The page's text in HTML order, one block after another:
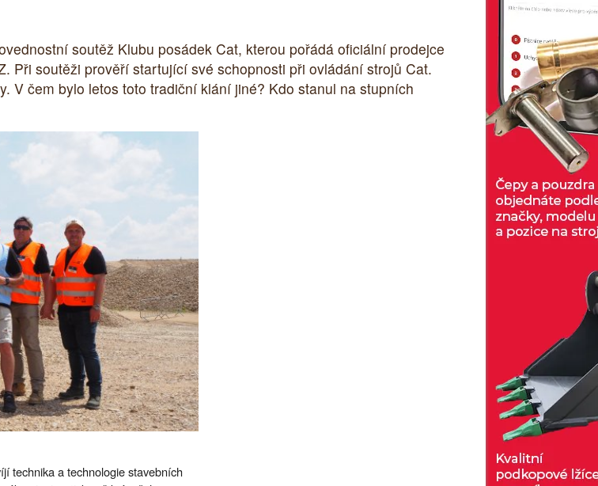
soutěž Klubu posádek Cat, kterou pořádá oficiální prodejce
Při soutěži prověří startující své schopnosti při ovládání strojů Cat.
V čem bylo letos toto tradiční klání jiné? Kdo stanul na stupních
technika a technologie stavebních